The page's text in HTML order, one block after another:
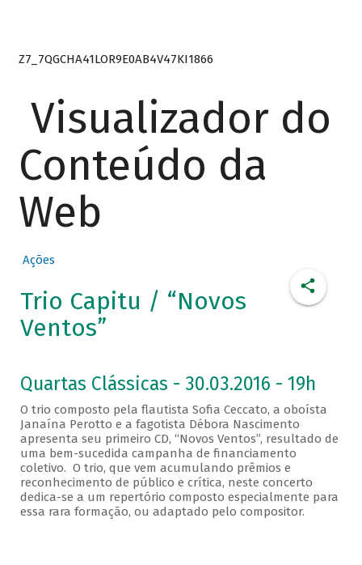
Z7_7QGCHA41LOR9E0AB4V47KI1866
Visualizador do
Conteúdo da
Web
Ações
Trio Capitu / “Novos
Ventos”
Quartas Clássicas - 30.03.2016 - 19h
O trio composto pela flautista Sofia Ceccato, a oboísta
Janaína Perotto e a fagotista Débora Nascimento
apresenta seu primeiro CD, “Novos Ventos”, resultado de
uma bem-sucedida campanha de financiamento
coletivo. O trio, que vem acumulando prêmios e
reconhecimento de público e crítica, neste concerto
dedica-se a um repertório composto especialmente para
essa rara formação, ou adaptado pelo compositor.